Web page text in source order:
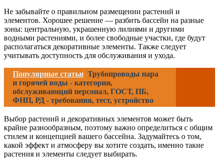
Не забывайте о правильном размещении растений и
элементов. Хорошее решение — разбить бассейн на разные
зоны: центральную, украшенную лилиями и другими
водными растениями, и более свободные участки, где будут
располагаться декоративные элементы. Также следует
учитывать доступность для обслуживания и ухода.
Популярные статьи Трубопроводы пара
и горячей воды - категории,
обслуживающий персонал, ГОСТ, ПБ,
ФНП, РД - требования, тест, устройство
Выбор растений и декоративных элементов может быть
крайне разнообразным, поэтому важно определиться с общим
стилем и концепцией вашего бассейна. Задумайтесь о том,
какой эффект и атмосферу вы хотите создать, именно такие
растения и элементы следует выбирать.